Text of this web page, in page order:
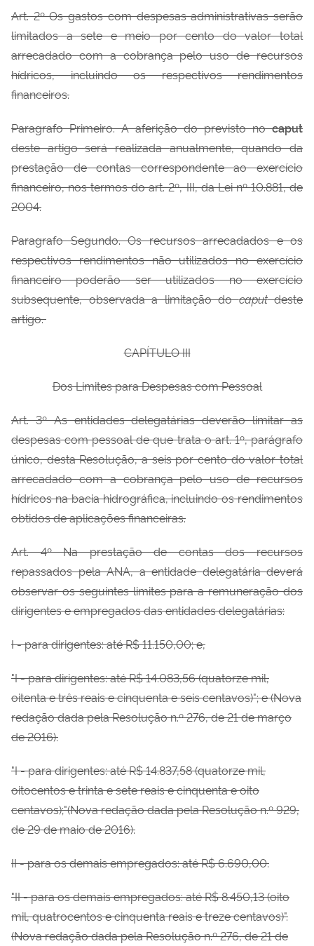
Art. 2º Os gastos com despesas administrativas serão
limitados a sete e meio porcento do valor total
arrecadado com a cobrança pelo uso de recursos
hídricos, incluindo os respectivos rendimentos
financeiros.
Paragrafo Primeiro. A aferição do previsto nocaput
deste artigo será realizadaanualmente, quando da
prestação de contas correspondente ao exercício
financeiro, nos termos do art. 2º, III, da Lei nº 10.881, de
2004.
Paragrafo Segundo. Os recursos arrecadados e os
respectivos rendimentos nãoutilizados no exercício
financeiro poderão ser utilizados no exercício
subsequente, observada a limitação docaputdeste
artigo.
CAPÍTULO III
Dos Limites para Despesas com Pessoal
Art. 3º As entidades delegatárias deverão limitar as
despesas com pessoal de quetrata o art. 1º, parágrafo
único, desta Resolução, a seis por cento do valor total
arrecadado com a cobrança pelo uso de recursos
hídricos na bacia hidrográfica, incluindo os rendimentos
obtidos de aplicações financeiras.
Art. 4º Na prestação de contas dos recursos
repassados pela ANA, a entidadedelegatária deverá
observar os seguintes limites para a remuneração dos
dirigentes e empregados das entidades delegatárias:
I -para dirigentes: até R$ 11.150,00; e,
"I - para dirigentes: até R$ 14.083,56 (quatorze mil,
oitenta e três reais e cinquenta e seiscentavos)"; e (Nova
redação dada pela Resolução n.º 276, de 21 de março
de 2016).
"I - para dirigentes: até R$ 14.837,58 (quatorze mil,
oitocentos e trinta e sete reais e cinquenta e oito
centavos);"(Nova redação dada pela Resolução n.º 929,
de 29 de maio de 2016).
II -para os demais empregados: até R$ 6.690,00.
"II - para os demais empregados: até R$ 8.450,13 (oito
mil, quatrocentos e cinquenta reais etreze centavos)".
(Nova redação dada pela Resolução n.º 276, de 21 de